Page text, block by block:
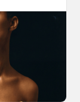
on
Image
it.